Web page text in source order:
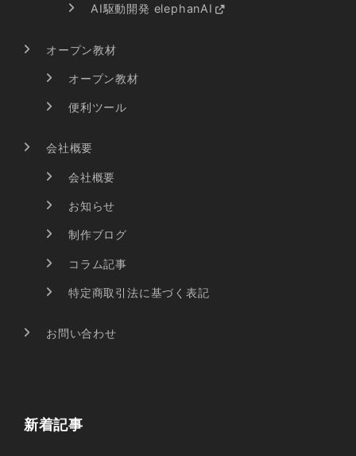
AI駆動開発 elephanAI
オープン教材
オープン教材
便利ツール
会社概要
会社概要
お知らせ
制作ブログ
コラム記事
特定商取引法に基づく表記
お問い合わせ
新着記事